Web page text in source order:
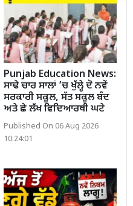
Punjab Education News:
ਸਾਢੇ ਚਾਰ ਸਾਲਾਂ ’ਚ ਖੁੱਲ੍ਹੇ ਦੋ ਨਵੇਂ
ਸਰਕਾਰੀ ਸਕੂਲ, ਸੱਤ ਸਕੂਲ ਬੰਦ
ਅਤੇ ਛੇ ਲੱਖ ਵਿਦਿਆਰਥੀ ਘਟੇ
Published On 06 Aug 2026
10:24:01